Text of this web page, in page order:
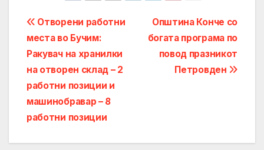
Post
navigation
Општина Конче со
богата програма по
повод празникот
Петровден
Oтворени работни
места во Бучим:
Ракувач на хранилки
на отворен склад – 2
работни позиции и
машинобравар – 8
работни позиции